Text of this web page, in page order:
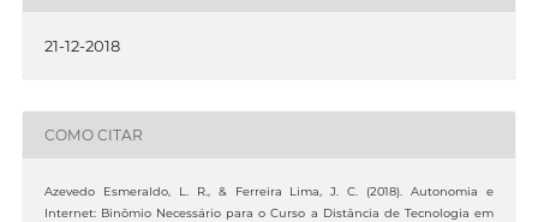
21-12-2018
COMO CITAR
Azevedo Esmeraldo, L. R., & Ferreira Lima, J. C. (2018). Autonomia e
Internet: Binômio Necessário para o Curso a Distância de Tecnologia em